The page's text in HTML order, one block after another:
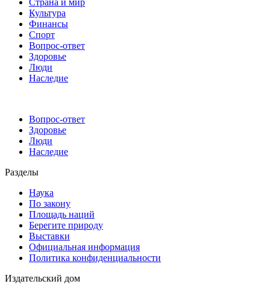
Страна и мир
Культура
Финансы
Спорт
Вопрос-ответ
Здоровье
Люди
Наследие
Вопрос-ответ
Здоровье
Люди
Наследие
Разделы
Наука
По закону
Площадь наций
Берегите природу
Выставки
Официальная информация
Политика конфиденциальности
Издательский дом